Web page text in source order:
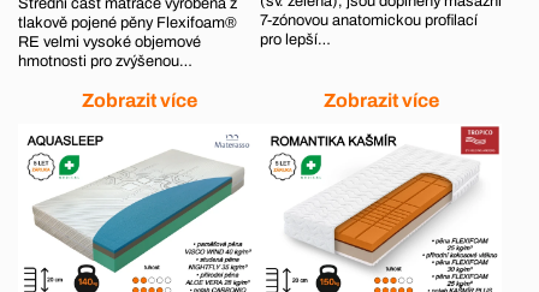
Střední část matrace vyrobena z
tlakově pojené pěny Flexifoam®
RE velmi vysoké objemové
hmotnosti pro zvýšenou…
Zobrazit více
7-zónovou anatomickou profilací
pro lepší…
Zobrazit více